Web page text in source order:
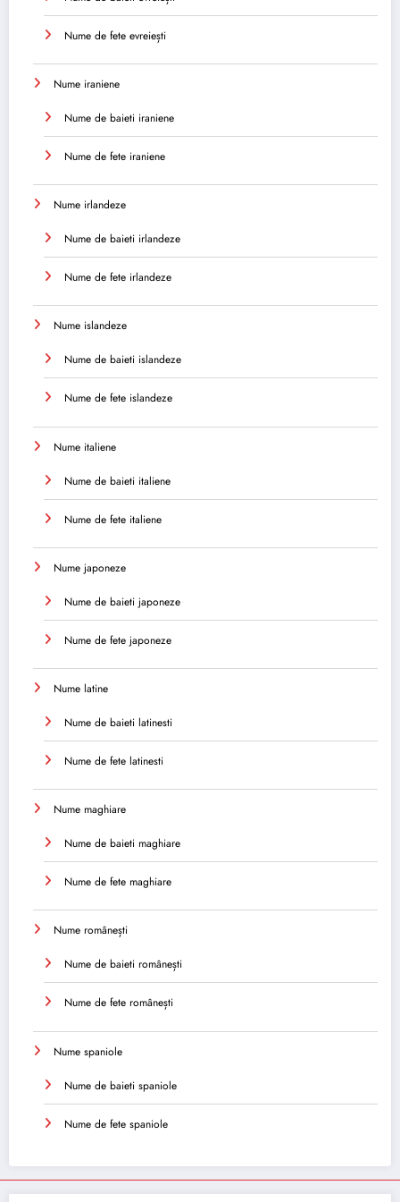
Nume de fete evreiești
Nume iraniene
Nume de baieti iraniene
Nume de fete iraniene
Nume irlandeze
Nume de baieti irlandeze
Nume de fete irlandeze
Nume islandeze
Nume de baieti islandeze
Nume de fete islandeze
Nume italiene
Nume de baieti italiene
Nume de fete italiene
Nume japoneze
Nume de baieti japoneze
Nume de fete japoneze
Nume latine
Nume de baieti latinesti
Nume de fete latinesti
Nume maghiare
Nume de baieti maghiare
Nume de fete maghiare
Nume românești
Nume de baieti românești
Nume de fete românești
Nume spaniole
Nume de baieti spaniole
Nume de fete spaniole